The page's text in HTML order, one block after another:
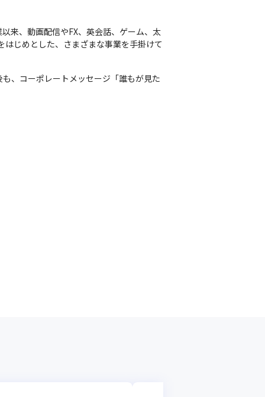
来、動画配信やFX、英会話、ゲーム、太
じめとした、さまざまな事業を手掛けて
、コーポレートメッセージ「誰もが見た